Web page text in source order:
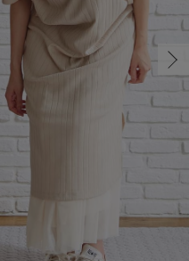
スカート
パジャマ
MAX55%OFF ブラック
オフィス
きれいめ美脚パンツ派
ツィード派
王道シンプル派
セットアップ派
短肌着
セット
快適ウェア10%OFF
ジャンパースカート/
ワーク・オフィス
カジュアル
フォーマル / オケー
10,001円（税込）〜
女の子におススメの
男の子におススメの
定番ギフト
かわいくておもしろ
何枚あっても嬉しい
保温&リカバリー
レギンス・タイツ
カップ付きインナー
あったか度◎
【冬のあったか特集